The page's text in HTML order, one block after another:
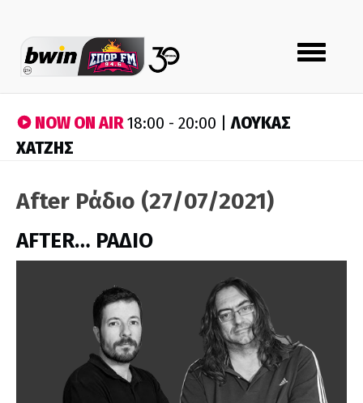
Toggle
navigation
NOW ON AIR18:00 - 20:00 |ΛΟΥΚΑΣ
ΧΑΤΖΗΣ
After Ράδιο (27/07/2021)
AFTER… ΡΑΔΙΟ